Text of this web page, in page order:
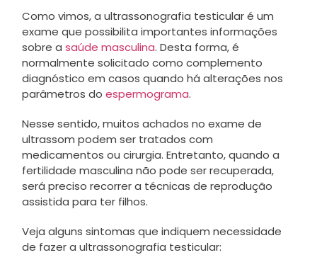
Como vimos, a ultrassonografia testicular é um
exame que possibilita importantes informações
sobre a saúde masculina. Desta forma, é
normalmente solicitado como complemento
diagnóstico em casos quando há alterações nos
parâmetros do espermograma.
Nesse sentido, muitos achados no exame de
ultrassom podem ser tratados com
medicamentos ou cirurgia. Entretanto, quando a
fertilidade masculina não pode ser recuperada,
será preciso recorrer a técnicas de reprodução
assistida para ter filhos.
Veja alguns sintomas que indiquem necessidade
de fazer a ultrassonografia testicular: